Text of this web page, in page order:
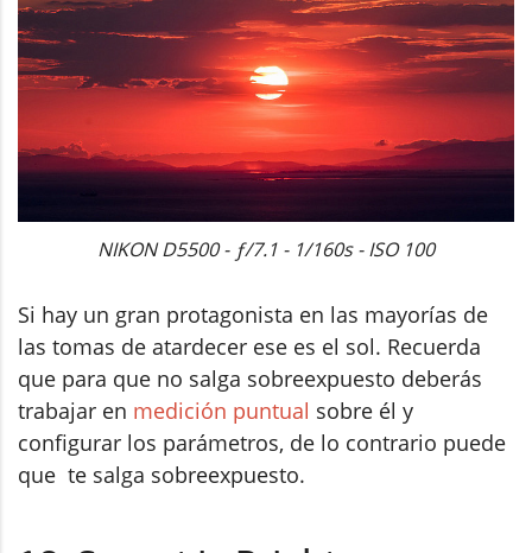
NIKON D5500 - ƒ/7.1 - 1/160s - ISO 100
Si hay un gran protagonista en las mayorías de
las tomas de atardecer ese es el sol. Recuerda
que para que no salga sobreexpuesto deberás
trabajar en medición puntual sobre él y
configurar los parámetros, de lo contrario puede
que te salga sobreexpuesto.